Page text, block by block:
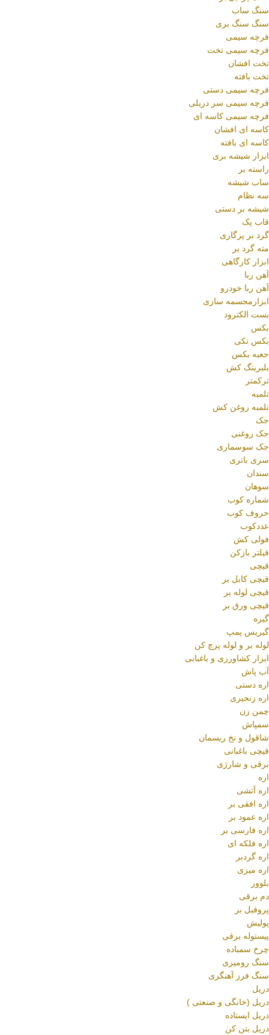
سنگ ساب
سنگ سنگ بری
فرچه سیمی
فرچه سیمی تخت
تخت افشان
تخت بافته
فرچه سیمی دستی
فرچه سیمی سر دریلی
فرچه سیمی کاسه ای
کاسه ای افشان
کاسه ای بافته
ابزار شیشه بری
راسته بر
ساب شیشه
سه نظام
شیشه بر دستی
قاب پک
گرد بر پرگاری
مته گرد بر
ابزار کارگاهی
آهن ربا
آهن ربا خودرو
ابزارمجسمه سازی
بست الکترود
بکس
بکس تکی
جعبه بکس
بلبرینگ کش
ترکمتر
تلمبه
تلمبه روغن کش
جک
جک روغنی
جک سوسماری
سری باتری
سندان
سوهان
شماره کوب
حروف کوب
عددکوب
فولی کش
فیلتر بازکن
قیچی
قیچی کابل بر
قیچی لوله بر
قیچی ورق بر
گیره
گیریس پمپ
لوله بر و لوله پرچ کن
ابزار کشاورزی و باغبانی
آب پاش
اره دستی
اره زنجیری
چمن زن
سمپاش
شاقول و نخ ریسمان
قیچی باغبانی
برقی و شارژی
اره
اره آتشی
اره افقی بر
اره عمود بر
اره فارسی بر
اره فلکه ای
اره گردبر
اره میزی
بلوور
دم برقی
پروفیل بر
پولیش
پیستوله برقی
چرخ سمباده
سنگ رومیزی
سنگ فرز آهنگری
دریل
دریل (خانگی و صنعتی )
دریل ایستاده
دریل بتن کن